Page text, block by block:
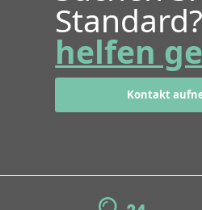
helfen
Kontakt